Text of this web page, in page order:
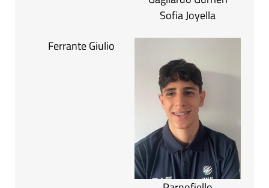
Sofia Joyella
Ferrante Giulio